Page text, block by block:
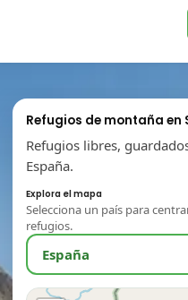
Refugios de montaña en
Refugios libres,
España.
Explora el mapa
Selecciona un país para
refugios.